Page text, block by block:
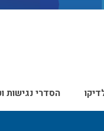
הסדרי נגישות